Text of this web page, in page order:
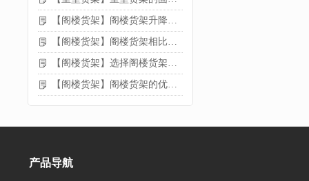
【阁楼货架】阁楼货架升降机需要注意哪些
【阁楼货架】阁楼货架相比传统货架的优势是什么
【阁楼货架】选择阁楼货架的好处？
【阁楼货架】阁楼货架的优点是什么
产品导航